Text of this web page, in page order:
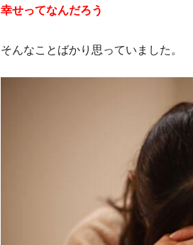
幸せってなんだろう
そんなことばかり思っていました。